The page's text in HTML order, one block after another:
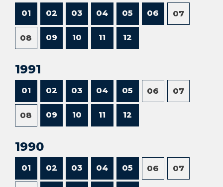
01 02 03 04 05 06 07
08 09 10 11 12
1991
01 02 03 04 05 06 07
08 09 10 11 12
1990
01 02 03 04 05 06 07